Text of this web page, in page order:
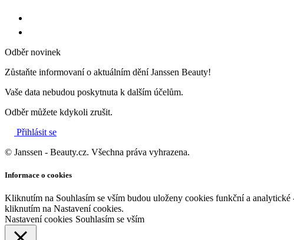
Odběr novinek
Zůstaňte informovaní o aktuálním dění Janssen Beauty!
Vaše data nebudou poskytnuta k dalším účelům.
Odběr můžete kdykoli zrušit.
Přihlásit se
© Janssen - Beauty.cz. Všechna práva vyhrazena.
Informace o cookies
Kliknutím na Souhlasím se vším budou uloženy cookies funkční a
kliknutím na Nastavení cookies.
Nastavení cookies Souhlasím se vším